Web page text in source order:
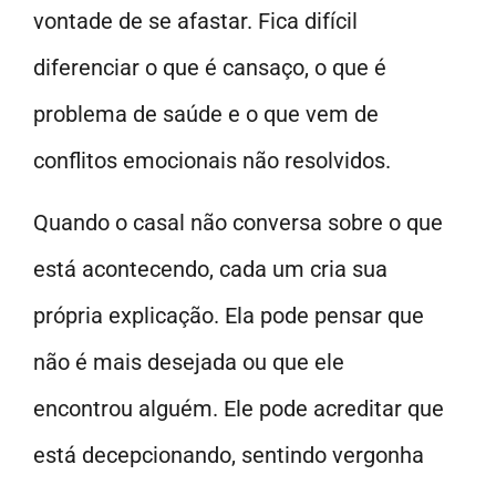
vontade de se afastar. Fica difícil
diferenciar o que é cansaço, o que é
problema de saúde e o que vem de
conflitos emocionais não resolvidos.
Quando o casal não conversa sobre o que
está acontecendo, cada um cria sua
própria explicação. Ela pode pensar que
não é mais desejada ou que ele
encontrou alguém. Ele pode acreditar que
está decepcionando, sentindo vergonha